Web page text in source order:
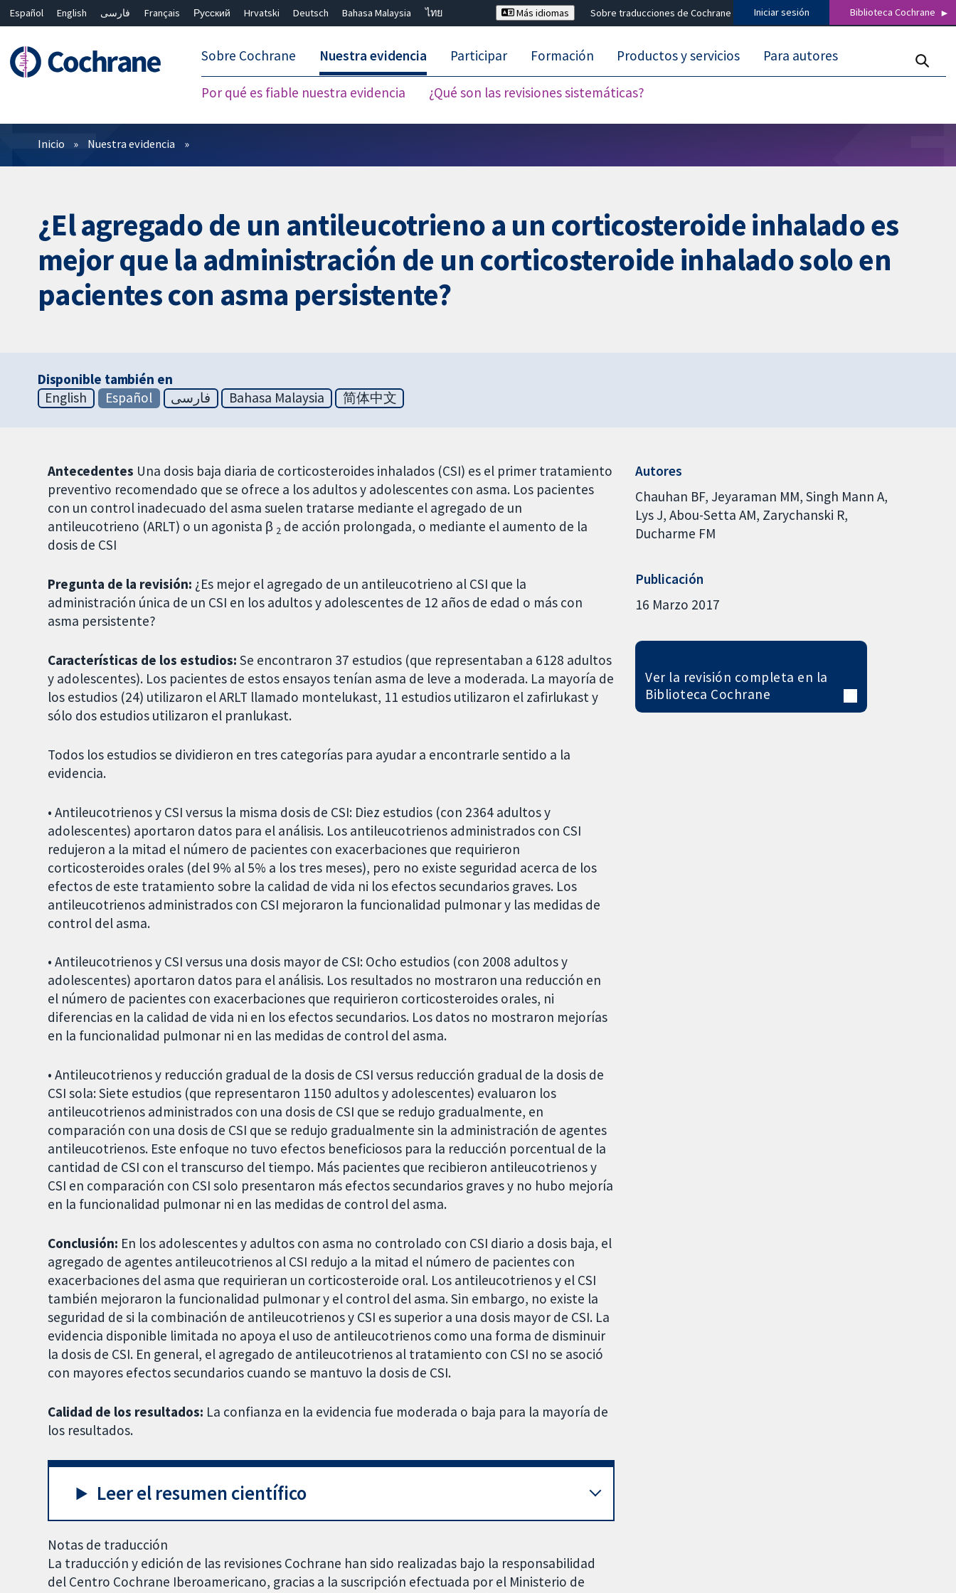
Español English فارسی Français Русский Hrvatski Deutsch Bahasa Malaysia
ไทย
Más idiomas Sobre traducciones de Cochrane Iniciar sesión Biblioteca Cochrane
Sobre Cochrane Nuestra evidencia
Por qué es fiable nuestra evidencia ¿Qué son las revisiones sistemáticas?
Participar Formación Productos y servicios Para autores
Filtros
Inicio Nuestra evidencia
¿El agregado de un antileucotrieno a un corticosteroide inhalado es
mejor que la administración de un corticosteroide inhalado solo en
pacientes con asma persistente?
Disponible también en
English
Español فارسی Bahasa Malaysia 简体中文
Antecedentes Una dosis baja diaria de corticosteroides inhalados (CSI) es el primer tratamiento
preventivo recomendado que se ofrece a los adultos y adolescentes con asma. Los pacientes
con un control inadecuado del asma suelen tratarse mediante el agregado de un
antileucotrieno (ARLT) o un agonista β 2 de acción prolongada, o mediante el aumento de la
dosis de CSI
Pregunta de la revisión: ¿Es mejor el agregado de un antileucotrieno al CSI que la
administración única de un CSI en los adultos y adolescentes de 12 años de edad o más con
asma persistente?
Características de los estudios:Se encontraron 37 estudios (que representaban a 6128 adultos
y adolescentes). Los pacientes de estos ensayos tenían asma de leve a moderada. La mayoría de
los estudios (24) utilizaron el ARLT llamado montelukast, 11 estudios utilizaron el zafirlukast y
sólo dos estudios utilizaron el pranlukast.
Todos los estudios se dividieron en tres categorías para ayudar a encontrarle sentido a la
evidencia.
• Antileucotrienos y CSI versus la misma dosis de CSI: Diez estudios (con 2364 adultos y
adolescentes) aportaron datos para el análisis. Los antileucotrienos administrados con CSI
redujeron a la mitad el número de pacientes con exacerbaciones que requirieron
corticosteroides orales (del 9% al 5% a los tres meses), pero no existe seguridad acerca de los
efectos de este tratamiento sobre la calidad de vida ni los efectos secundarios graves. Los
antileucotrienos administrados con CSI mejoraron la funcionalidad pulmonar y las medidas de
control del asma.
• Antileucotrienos y CSI versus una dosis mayor de CSI: Ocho estudios (con 2008 adultos y
adolescentes) aportaron datos para el análisis. Los resultados no mostraron una reducción en
el número de pacientes con exacerbaciones que requirieron corticosteroides orales, ni
diferencias en la calidad de vida ni en los efectos secundarios. Los datos no mostraron mejorías
en la funcionalidad pulmonar ni en las medidas de control del asma.
• Antileucotrienos y reducción gradual de la dosis de CSI versus reducción gradual de la dosis de
CSI sola: Siete estudios (que representaron 1150 adultos y adolescentes) evaluaron los
antileucotrienos administrados con una dosis de CSI que se redujo gradualmente, en
comparación con una dosis de CSI que se redujo gradualmente sin la administración de agentes
antileucotrienos. Este enfoque no tuvo efectos beneficiosos para la reducción porcentual de la
cantidad de CSI con el transcurso del tiempo. Más pacientes que recibieron antileucotrienos y
CSI en comparación con CSI solo presentaron más efectos secundarios graves y no hubo mejoría
en la funcionalidad pulmonar ni en las medidas de control del asma.
Conclusión: En los adolescentes y adultos con asma no controlado con CSI diario a dosis baja, el
agregado de agentes antileucotrienos al CSI redujo a la mitad el número de pacientes con
exacerbaciones del asma que requirieran un corticosteroide oral. Los antileucotrienos y el CSI
también mejoraron la funcionalidad pulmonar y el control del asma. Sin embargo, no existe la
seguridad de si la combinación de antileucotrienos y CSI es superior a una dosis mayor de CSI. La
evidencia disponible limitada no apoya el uso de antileucotrienos como una forma de disminuir
la dosis de CSI. En general, el agregado de antileucotrienos al tratamiento con CSI no se asoció
con mayores efectos secundarios cuando se mantuvo la dosis de CSI.
Calidad de los resultados: La confianza en la evidencia fue moderada o baja para la mayoría de
los resultados.
Leer el resumen científico
Notas de traducción
La traducción y edición de las revisiones Cochrane han sido realizadas bajo la responsabilidad
del Centro Cochrane Iberoamericano, gracias a la suscripción efectuada por el Ministerio de
Autores
Chauhan BF Jeyaraman MM Singh Mann A
Lys J Abou-Setta AM Zarychanski R
Ducharme FM
Publicación
16 Marzo 2017
Ver la revisión completa en la
Biblioteca Cochrane